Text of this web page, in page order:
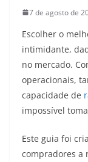
7 de agosto de
Escolher o
intimidante,
no mercado.
operacionais,
capacidade de
impossível
Este guia foi
compradores a